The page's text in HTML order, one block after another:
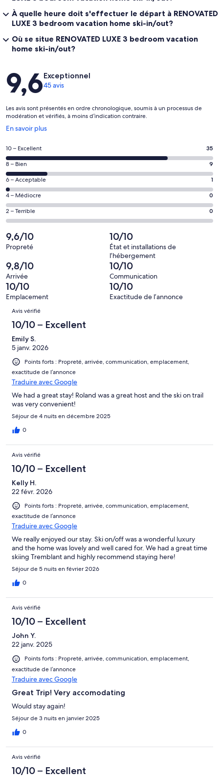
À quelle heure doit s'effectuer le départ à RENOVATED
LUXE 3 bedroom vacation home ski-in/out?
Où se situe RENOVATED LUXE 3 bedroom vacation
home ski-in/out?
Avis
9,6Exceptionnel
45 avis
Les avis sont présentés en ordre chronologique, soumis à un processus de
modération et vérifiés, à moins d’indication contraire.
En savoir plus
S’ouvre
une
nouvelle
fenêtre
Note
de 10
–
Excellent,
d’après
35 avis
sur 45.
10 – Excellent 35
Note
de 8
–
Bien,
d’après
9 avis
8 – Bien 9
Note
de 6
–
Acceptable,
d’après
1 avis
sur 45.
6 – Acceptable 1
Note
de 4
–
d’après
0 avis
4 – Médiocre 0
Note
de 2
–
Terrible,
d’après
0 avis
sur 45.
2 – Terrible 0
9,6/10
Propreté
10/10
État et installations de
l’hébergement
9,8/10
Arrivée
10/10
Communication
10/10
Emplacement
10/10
Exactitude de l’annonce
Avis
Avis vérifié
10/10 – Excellent
Emily S.
5 janv. 2026
Points forts : Propreté, arrivée, communication, emplacement,
exactitude de l’annonce
Traduire avec Google
We had a great stay! Roland was a great host and the ski on trail
was very convenient!
Séjour de 4 nuits en décembre 2025
0
Avis vérifié
10/10 – Excellent
Kelly H.
22 févr. 2026
Points forts : Propreté, arrivée, communication, emplacement,
exactitude de l’annonce
Traduire avec Google
We really enjoyed our stay. Ski on/off was a wonderful luxury
and the home was lovely and well cared for. We had a great time
skiing Tremblant and highly recommend staying here!
Séjour de 5 nuits en février 2026
0
Avis vérifié
10/10 – Excellent
John Y.
22 janv. 2025
Points forts : Propreté, arrivée, communication, emplacement,
exactitude de l’annonce
Traduire avec Google
Great Trip! Very accomodating
Would stay again!
Séjour de 3 nuits en janvier 2025
0
Avis vérifié
10/10 – Excellent